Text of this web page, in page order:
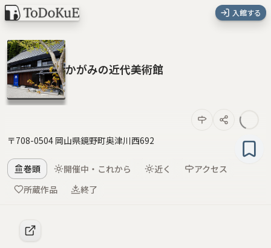
入館する
かがみの近代美術館
〒708-0504 岡山県鏡野町奥津川西692
巻頭 開催中・これから 近く
アクセス
所蔵作品
終了